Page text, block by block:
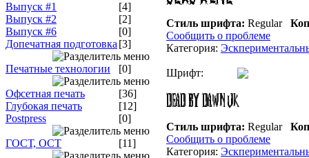
Выпуск #1
[4]
Выпуск #2
[2]
Выпуск #6
[0]
Допечатная подготовка [3]
Печатные технологии [0]
Офсетная печать
[36]
Глубокая печать
[12]
Postpress
[0]
ГОСТ, ОСТ [11]
Стиль шрифта: Regular
Сообщить о проблеме
Категория:
Шрифт:
Стиль шрифта: Regular
Сообщить о проблеме
Категория: